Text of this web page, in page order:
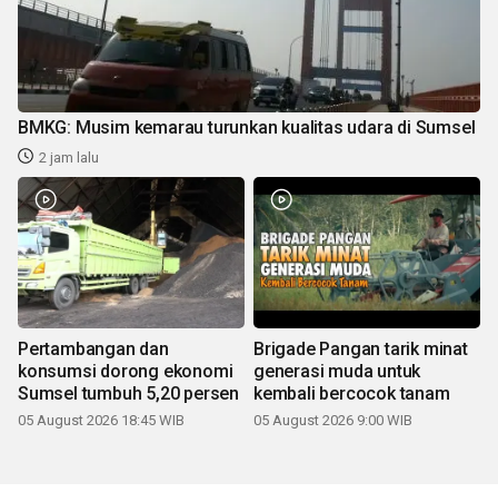
BMKG: Musim kemarau turunkan kualitas udara di Sumsel
2 jam lalu
Pertambangan dan
konsumsi dorong ekonomi
Sumsel tumbuh 5,20 persen
05 August 2026 18:45 WIB
Brigade Pangan tarik minat
generasi muda untuk
kembali bercocok tanam
05 August 2026 9:00 WIB